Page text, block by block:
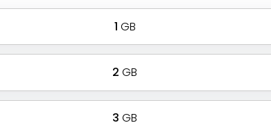
1 GB
2 GB
3 GB